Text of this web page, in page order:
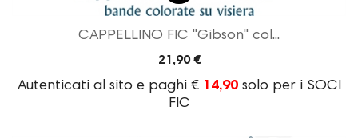
CAPPELLINO FIC "Gibson" col...
21,90 €
Autenticati al sito e paghi € 14,90solo per i SOCI
FIC